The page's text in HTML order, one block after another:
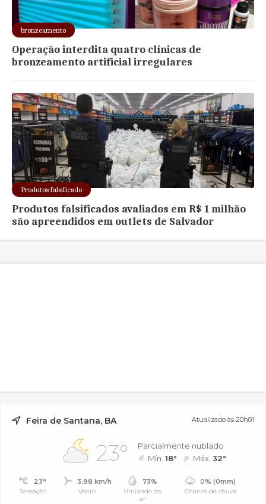
bronzeamento
Operação interdita quatro clínicas de
bronzeamento artificial irregulares
Produtos falsificado
Produtos falsificados avaliados em R$ 1 milhão
são apreendidos em outlets de Salvador
Feira de Santana, BA Atualizado às 20h01
23°
Parcialmente nublado
Mín.18° Máx.32°
23°
Sensação
3.98 km/h
Vento
73%
Umidade do
ar
0% (0mm)
Chance de chuva